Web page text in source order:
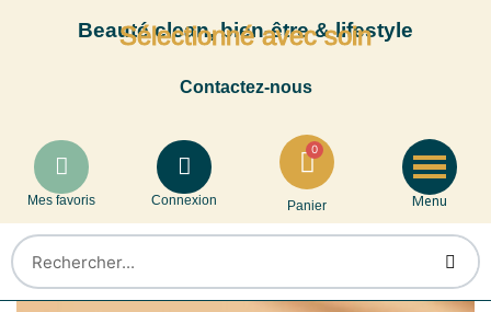
Beauté clean, bien-être & lifestyle
Sélectionné avec soin
Contactez-nous
Mes favoris Connexion Panier Menu